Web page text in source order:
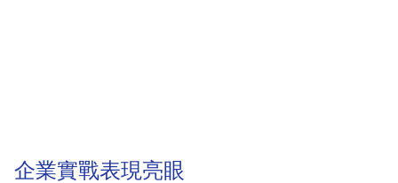
企業實戰表現亮眼